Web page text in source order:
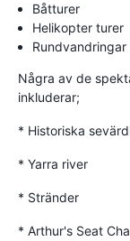
Båtturer
Helikopter turer
Rundvandringar
Några av de
inkluderar;
* Historiska
* Yarra river
* Stränder
* Arthur's Seat